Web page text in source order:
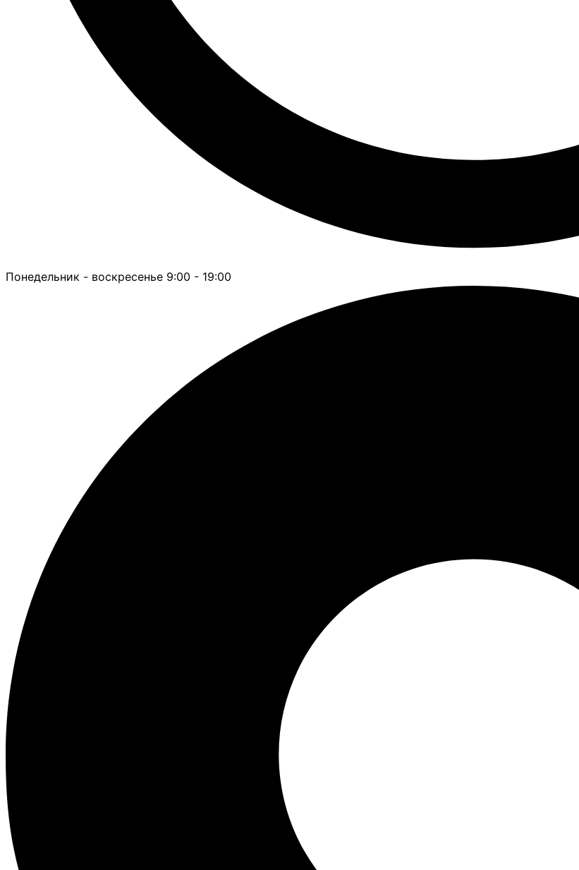
Понедельник - воскресенье 9:00 - 19:00